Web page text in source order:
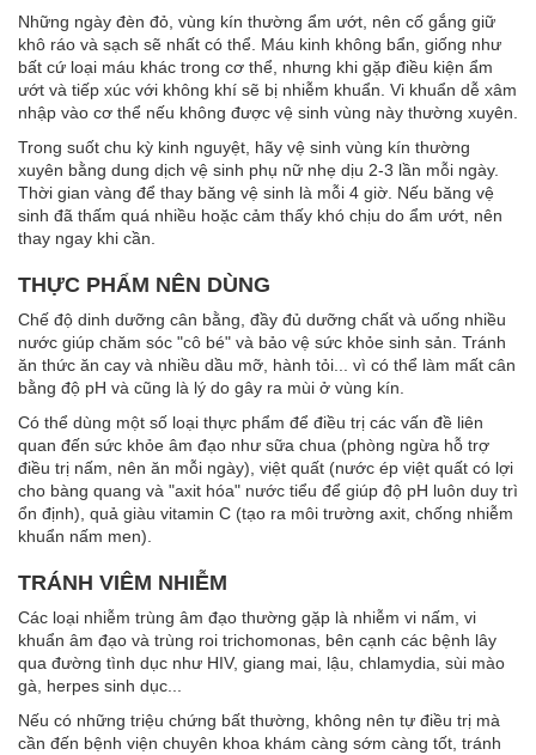
Những ngày đèn đỏ, vùng kín thường ẩm ướt, nên cố gắng giữ
khô ráo và sạch sẽ nhất có thể. Máu kinh không bẩn, giống như
bất cứ loại máu khác trong cơ thể, nhưng khi gặp điều kiện ẩm
ướt và tiếp xúc với không khí sẽ bị nhiễm khuẩn. Vi khuẩn dễ xâm
nhập vào cơ thể nếu không được vệ sinh vùng này thường xuyên.
Trong suốt chu kỳ kinh nguyệt, hãy vệ sinh vùng kín thường
xuyên bằng dung dịch vệ sinh phụ nữ nhẹ dịu 2-3 lần mỗi ngày.
Thời gian vàng để thay băng vệ sinh là mỗi 4 giờ. Nếu băng vệ
sinh đã thấm quá nhiều hoặc cảm thấy khó chịu do ẩm ướt, nên
thay ngay khi cần.
THỰC PHẨM NÊN DÙNG
Chế độ dinh dưỡng cân bằng, đầy đủ dưỡng chất và uống nhiều
nước giúp chăm sóc "cô bé" và bảo vệ sức khỏe sinh sản. Tránh
ăn thức ăn cay và nhiều dầu mỡ, hành tỏi... vì có thể làm mất cân
bằng độ pH và cũng là lý do gây ra mùi ở vùng kín.
Có thể dùng một số loại thực phẩm để điều trị các vấn đề liên
quan đến sức khỏe âm đạo như sữa chua (phòng ngừa hỗ trợ
điều trị nấm, nên ăn mỗi ngày), việt quất (nước ép việt quất có lợi
cho bàng quang và "axit hóa" nước tiểu để giúp độ pH luôn duy trì
ổn định), quả giàu vitamin C (tạo ra môi trường axit, chống nhiễm
khuẩn nấm men).
TRÁNH VIÊM NHIỄM
Các loại nhiễm trùng âm đạo thường gặp là nhiễm vi nấm, vi
khuẩn âm đạo và trùng roi trichomonas, bên cạnh các bệnh lây
qua đường tình dục như HIV, giang mai, lậu, chlamydia, sùi mào
gà, herpes sinh dục...
Nếu có những triệu chứng bất thường, không nên tự điều trị mà
cần đến bệnh viện chuyên khoa khám càng sớm càng tốt, tránh